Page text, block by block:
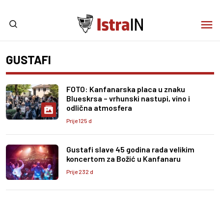
GUSTAFI
FOTO: Kanfanarska placa u znaku
Blueskrsa – vrhunski nastupi, vino i
odlična atmosfera
Prije 125 d
Gustafi slave 45 godina rada velikim
koncertom za Božić u Kanfanaru
Prije 232 d